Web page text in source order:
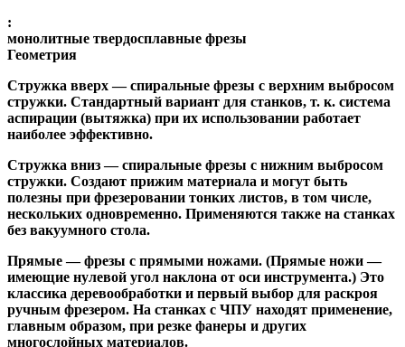
:
монолитные твердосплавные фрезы
Геометрия
Стружка вверх— спиральные фрезы с верхним выбросом
стружки. Стандартный вариант для станков, т. к. система
аспирации (вытяжка) при их использовании работает
наиболее эффективно.
Стружка вниз— спиральные фрезы с нижним выбросом
стружки. Создают прижим материала и могут быть
полезны при фрезеровании тонких листов, в том числе,
нескольких одновременно. Применяются также на станках
без вакуумного стола.
Прямые— фрезы с прямыми ножами. (Прямые ножи —
имеющие нулевой угол наклона от оси инструмента.) Это
классика деревообработки и первый выбор для раскроя
ручным фрезером. На станках с ЧПУ находят применение,
главным образом, при резке фанеры и других
многослойных материалов.